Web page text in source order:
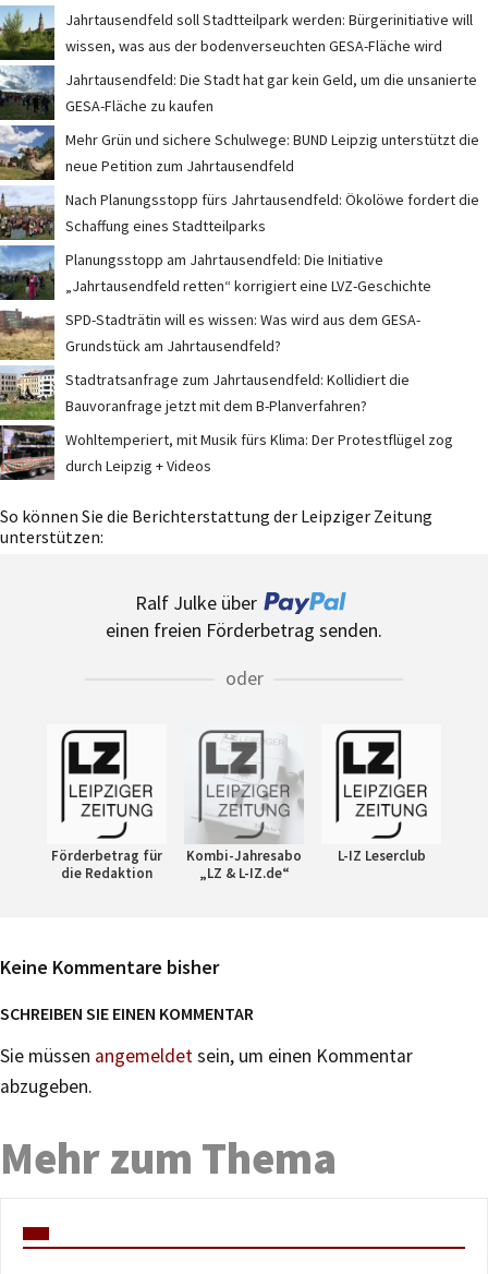
Jahrtausendfeld soll Stadtteilpark werden: Bürgerinitiative will
wissen, was aus der bodenverseuchten GESA-Fläche wird
Jahrtausendfeld: Die Stadt hat gar kein Geld, um die unsanierte
GESA-Fläche zu kaufen
Mehr Grün und sichere Schulwege: BUND Leipzig unterstützt die
neue Petition zum Jahrtausendfeld
Nach Planungsstopp fürs Jahrtausendfeld: Ökolöwe fordert die
Schaffung eines Stadtteilparks
Planungsstopp am Jahrtausendfeld: Die Initiative
„Jahrtausendfeld retten“ korrigiert eine LVZ-Geschichte
SPD-Stadträtin will es wissen: Was wird aus dem GESA-
Grundstück am Jahrtausendfeld?
Stadtratsanfrage zum Jahrtausendfeld: Kollidiert die
Bauvoranfrage jetzt mit dem B-Planverfahren?
Wohltemperiert, mit Musik fürs Klima: Der Protestflügel zog
durch Leipzig + Videos
So können Sie die Berichterstattung der Leipziger Zeitung
unterstützen:
Ralf Julke über
einen freien Förderbetrag senden.
oder
Förderbetrag für
die Redaktion
Kombi-Jahresabo
„LZ & L-IZ.de“
L-IZ Leserclub
Keine Kommentare bisher
SCHREIBEN SIE EINEN KOMMENTAR
Sie müssen angemeldetsein, um einen Kommentar
abzugeben.
Mehr zum Thema